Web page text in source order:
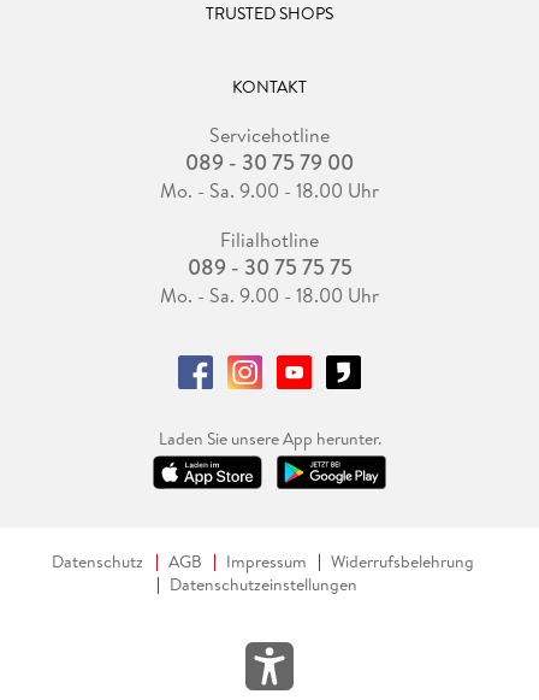
TRUSTED SHOPS
KONTAKT
Servicehotline
089 - 30 75 79 00
Mo. - Sa. 9.00 - 18.00 Uhr
Filialhotline
089 - 30 75 75 75
Mo. - Sa. 9.00 - 18.00 Uhr
Laden Sie unsere App herunter.
Datenschutz AGB Impressum
Widerrufsbelehrung
Datenschutzeinstellungen